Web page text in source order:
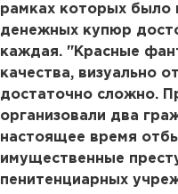
рамках которых было
денежных купюр
каждая. "Красные
качества, визуально
достаточно сложно.
организовали два
настоящее время
имущественные
пенитенциарных